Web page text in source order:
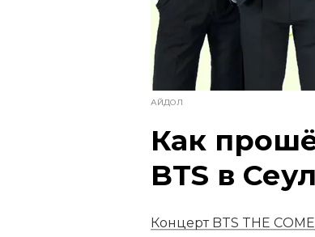
АЙДОЛ
Как
BTS в
Концерт BTS THE